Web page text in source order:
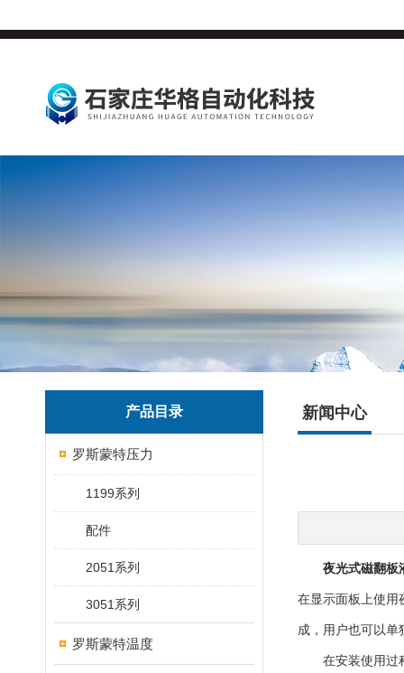
产品目录
罗斯蒙特压力
1199系列
配件
2051系列
3051系列
罗斯蒙特温度
新闻中心
夜光式磁翻板
在显示面板上使用
成，用户也可以单
在安装使用过程